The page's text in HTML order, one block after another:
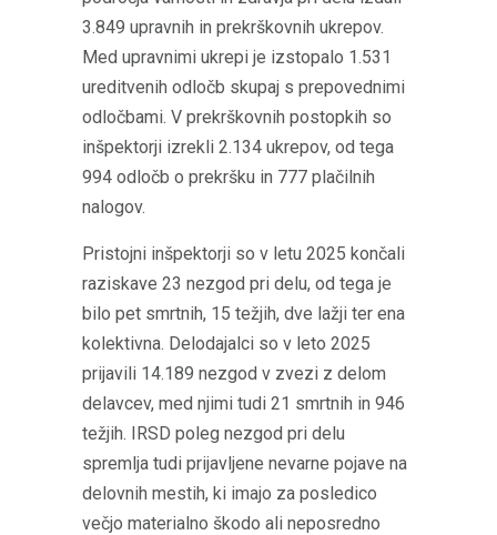
3.849 upravnih in prekrškovnih ukrepov.
Med upravnimi ukrepi je izstopalo 1.531
ureditvenih odločb skupaj s prepovednimi
odločbami. V prekrškovnih postopkih so
inšpektorji izrekli 2.134 ukrepov, od tega
994 odločb o prekršku in 777 plačilnih
nalogov.
Pristojni inšpektorji so v letu 2025 končali
raziskave 23 nezgod pri delu, od tega je
bilo pet smrtnih, 15 težjih, dve lažji ter ena
kolektivna. Delodajalci so v leto 2025
prijavili 14.189 nezgod v zvezi z delom
delavcev, med njimi tudi 21 smrtnih in 946
težjih. IRSD poleg nezgod pri delu
spremlja tudi prijavljene nevarne pojave na
delovnih mestih, ki imajo za posledico
večjo materialno škodo ali neposredno